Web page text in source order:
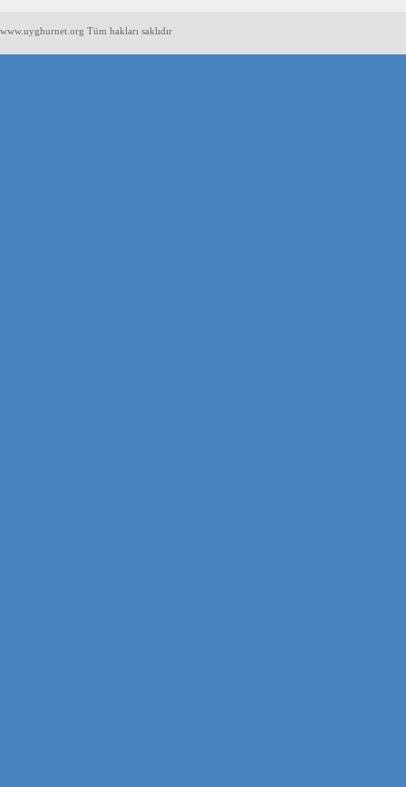
www.uyghurnet.org Tüm hakları saklıdır